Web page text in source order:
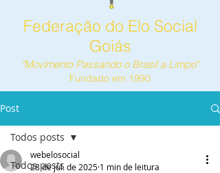
Federação do Elo Social
Goiás
"Movimento Passando o Brasil a Limpo"
Fundado em 1990
Post
Todos posts
Todos posts
webelosocial
28 de jul. de 2025 1 min de leitura